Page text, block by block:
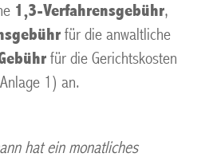
1,3-Verfahrensgebühr,
für die anwaltliche
für die Gerichtskosten
1) an.
hat ein monatliches